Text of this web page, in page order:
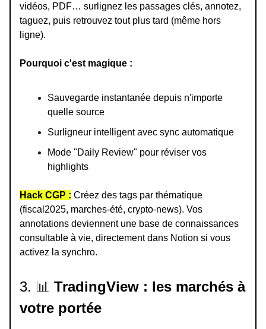
vidéos, PDF… surlignez les passages clés, annotez,
taguez, puis retrouvez tout plus tard (même hors
ligne).
Pourquoi c'est magique :
Sauvegarde instantanée depuis n'importe
quelle source
Surligneur intelligent avec sync automatique
Mode "Daily Review" pour réviser vos
highlights
Hack CGP : Créez des tags par thématique
(fiscal2025, marches-été, crypto-news). Vos
annotations deviennent une base de connaissances
consultable à vie, directement dans Notion si vous
activez la synchro.
3. 📊 TradingView : les marchés à
votre portée